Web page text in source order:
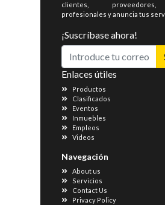
clientes,
profesionales y anuncia tus
¡Suscríbase ahora!
Enlaces útiles
Productos
Clasificados
Eventos
Inmuebles
Empleos
Videos
Navegación
About us
Servicios
Contact Us
Privacy Policy